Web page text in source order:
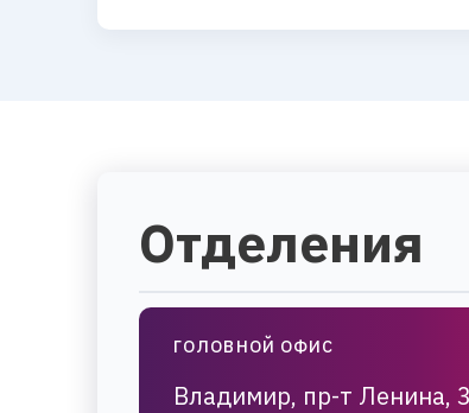
Отделения
ГОЛОВНОЙ ОФИС
Владимир, пр-т Ленина,